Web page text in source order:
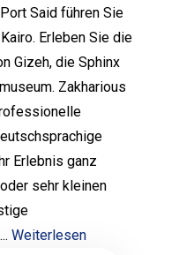
Said führen Sie
Erleben Sie die
Gizeh, die Sphinx
Zakharious
Erlebnis ganz
sehr kleinen
Weiterlesen